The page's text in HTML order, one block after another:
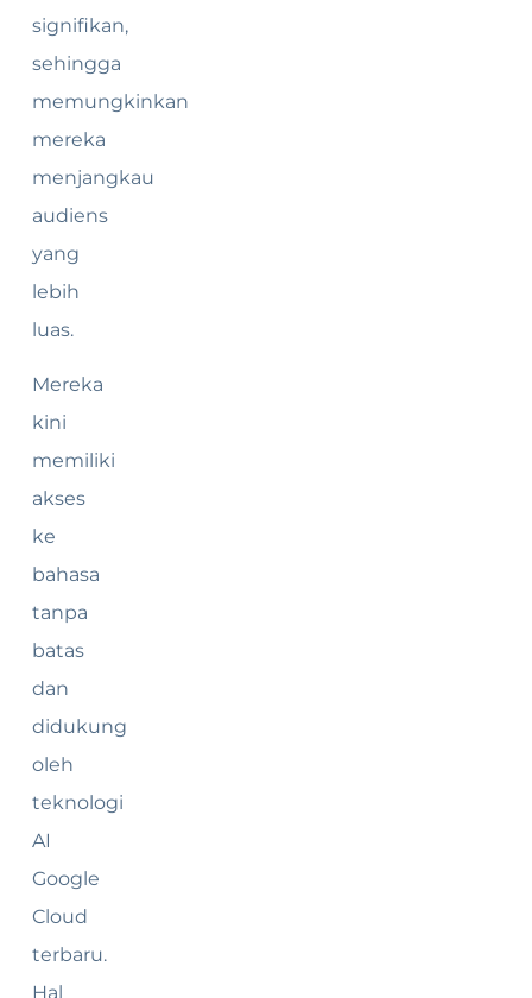
signifikan,
sehingga
memungkinkan
mereka
menjangkau
audiens
yang
lebih
luas.
Mereka
kini
memiliki
akses
ke
bahasa
tanpa
batas
dan
didukung
oleh
teknologi
AI
Google
Cloud
terbaru.
Hal